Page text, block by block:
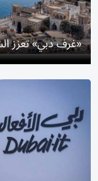
«غرف دبي» تعزز